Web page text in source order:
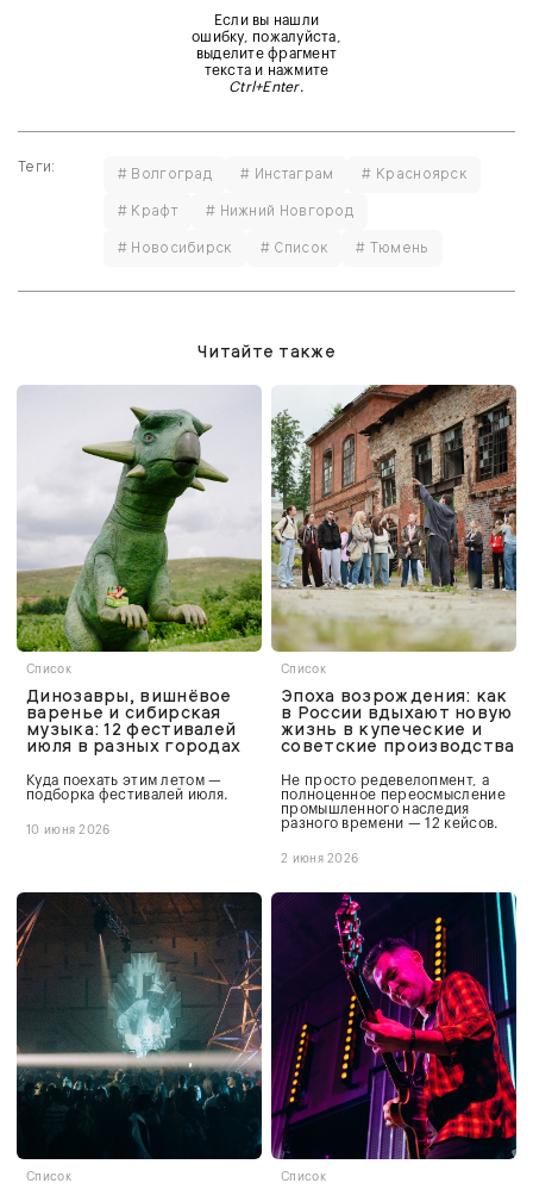
Если вы нашли
ошибку, пожалуйста,
выделите фрагмент
текста и нажмите
Ctrl+Enter.
Теги: # Волгоград # Инстаграм
# Красноярск
# Крафт
# Нижний Новгород
# Новосибирск
# Список # Тюмень
Читайте также
Список
Динозавры, вишнёвое
варенье и сибирская
музыка: 12 фестивалей
июля в разных городах
Куда поехать этим летом —
подборка фестивалей июля.
10 июня 2026
Список
Эпоха возрождения: как
в России вдыхают новую
жизнь в купеческие и
советские производства
Не просто редевелопмент, а
полноценное переосмысление
промышленного наследия
разного времени — 12 кейсов.
2 июня 2026
Список Список